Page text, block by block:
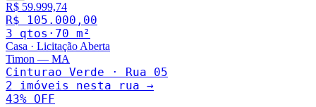
R$ 59.999,74
R$ 105.000,00
3 qtos · 70 m²
Casa · Licitação Aberta
Timon — MA
Cinturao Verde · Rua 05
2 imóveis nesta rua →
43% OFF